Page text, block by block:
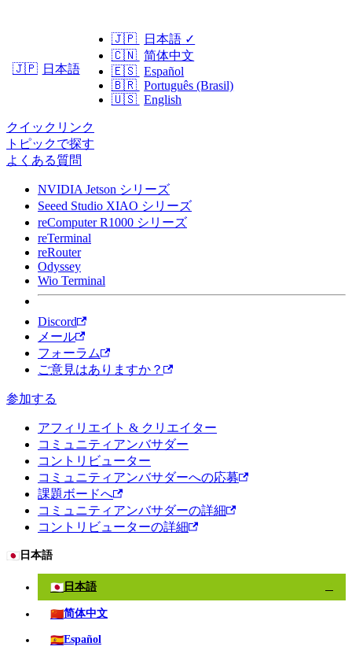
🇯🇵 日本語
🇯🇵 日本語 ✓
🇨🇳 简体中文
🇪🇸 Español
🇧🇷 Português (Brasil)
🇺🇸 English
クイックリンク
トピックで探す
よくある質問
NVIDIA Jetson シリーズ
Seeed Studio XIAO シリーズ
reComputer R1000 シリーズ
reTerminal
reRouter
Odyssey
Wio Terminal
Discord
メール
フォーラム
ご意見はありますか？
参加する
アフィリエイト & クリエイター
コミュニティアンバサダー
コントリビューター
コミュニティアンバサダーへの応募
課題ボードへ
コミュニティアンバサダーの詳細
コントリビューターの詳細
🇯🇵 日本語
🇯🇵 日本語
🇨🇳简体中文
🇪🇸Español